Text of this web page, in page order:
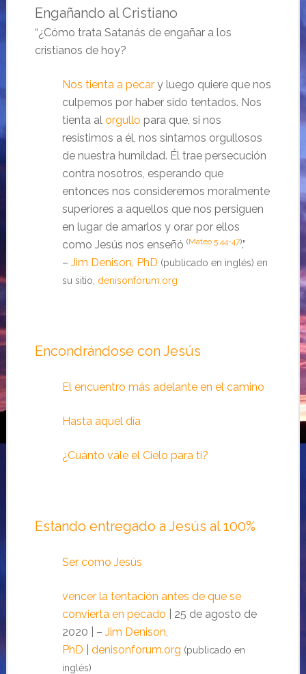
Engañando al Cristiano
“¿Cómo trata Satanás de engañar a los
cristianos de hoy?
Nos tienta a pecary luego quiere que nos
culpemos por haber sido tentados. Nos
tienta al orgullo para que, si nos
resistimos a él, nos sintamos orgullosos
de nuestra humildad. Él trae persecución
contra nosotros, esperando que
entonces nos consideremos moralmente
superiores a aquellos que nos persiguen
en lugar de amarlos y orar por ellos
como Jesús nos enseñó (Mateo 5:44-47).”
– Jim Denison, PhD (publicado en inglés) en
su sitio, denisonforum.org
Encondrándose con Jesús
El encuentro más adelante en el camino
Hasta aquel día
¿Cuánto vale el Cielo para ti?
Estando entregado a Jesús al 100%
Ser como Jesús
vencer la tentación antes de que se
convierta en pecado
25 de agosto de
2020 | – Jim Denison,
PhD
denisonforum.org (publicado en
inglés)